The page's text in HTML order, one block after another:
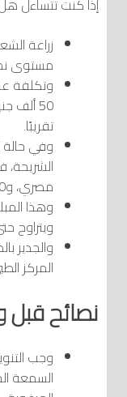
زراعة
مستوى
وتكلفة
تقريبًا.
وفي حالة
مصري، و20 ألف جنيه مصري.
ويتراوح حتى 1000 دولار أمريكي
والجدير
المركز
نصائح قبل
وجب
السمعة